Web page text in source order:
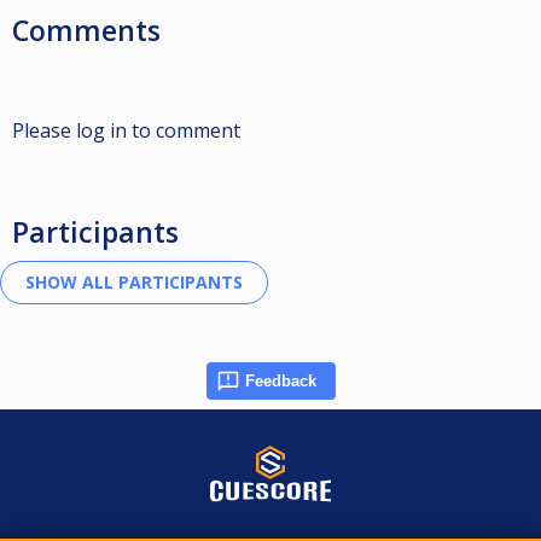
Comments
Please log in to comment
Participants
Feedback